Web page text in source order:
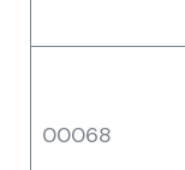
00068